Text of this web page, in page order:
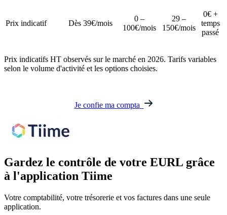
Prix indicatif Dès 39€/mois
0 –
100€/mois
29 –
150€/mois
0€ +
temps
passé
Prix indicatifs HT observés sur le marché en 2026. Tarifs variables
selon le volume d'activité et les options choisies.
Je confie ma compta
Gardez le contrôle de votre EURL grâce
à l'application Tiime
Votre comptabilité, votre trésorerie et vos factures dans une seule
application.